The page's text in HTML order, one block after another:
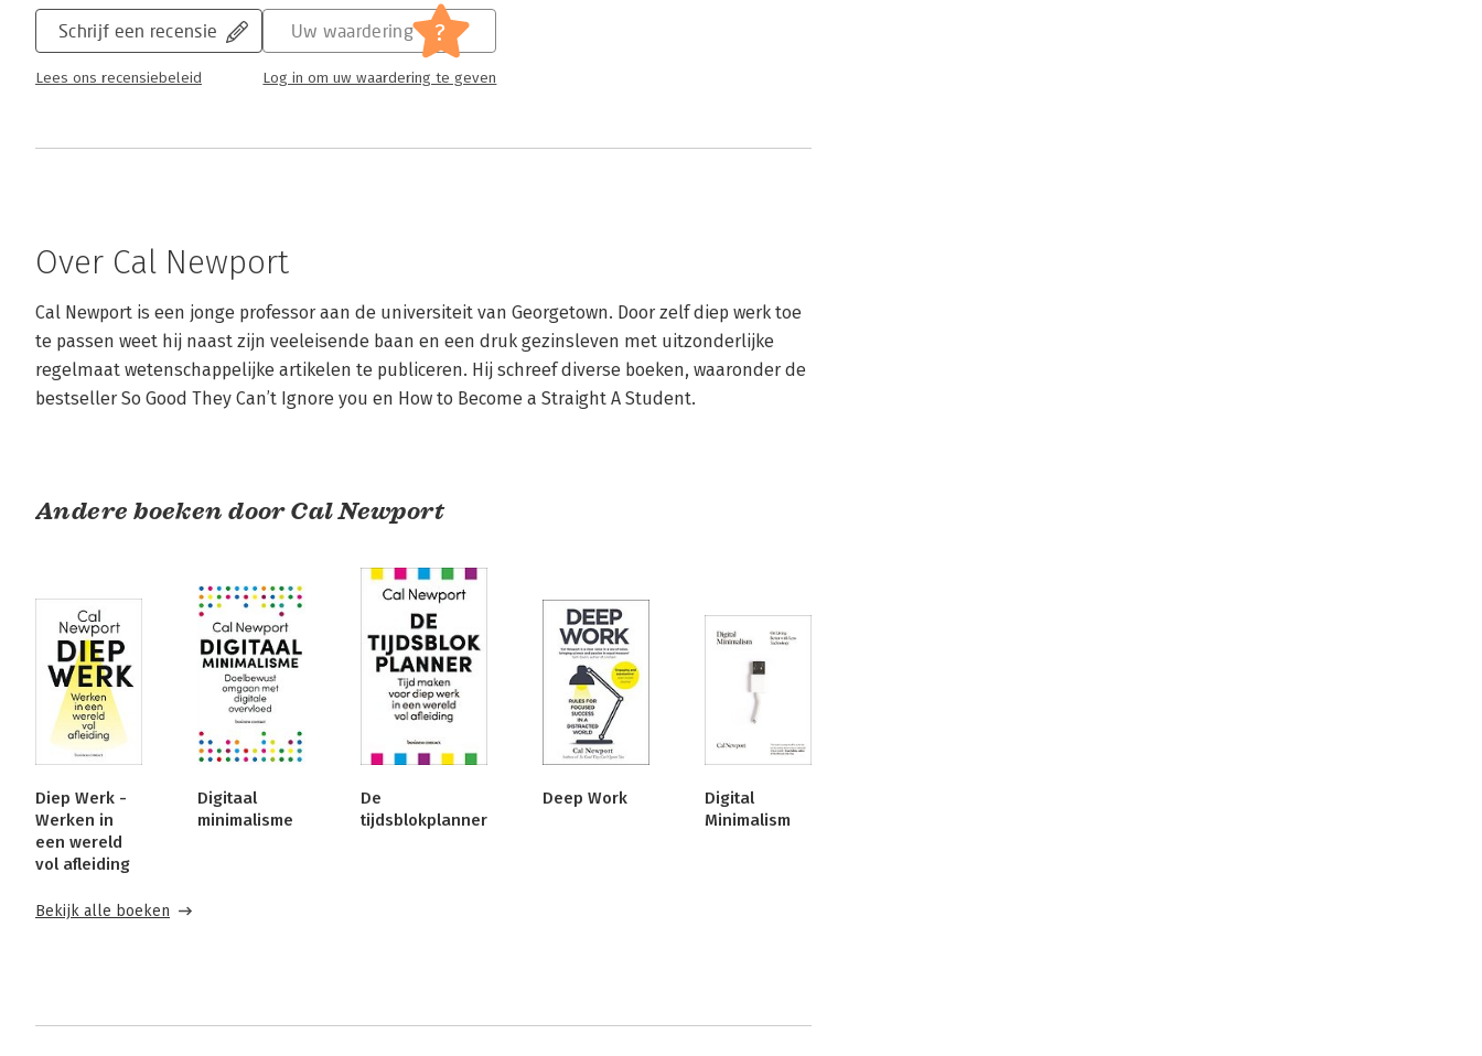
Lees verder
Schrijf een recensie
Lees ons recensiebeleid
Uw waardering ?
Log in om uw waardering te geven
Over Cal Newport
Cal Newport is een jonge professor aan de universiteit van Georgetown. Door zelf diep werk toe
te passen weet hij naast zijn veeleisende baan en een druk gezinsleven met uitzonderlijke
regelmaat wetenschappelijke artikelen te publiceren. Hij schreef diverse boeken, waaronder de
bestseller So Good They Can’t Ignore you en How to Become a Straight A Student.
Andere boeken door Cal Newport
Diep Werk -
Werken in
een wereld
vol afleiding
Digitaal
minimalisme
De
tijdsblokplanner
Deep Work
Digital
Minimalism
Bekijk alle boeken